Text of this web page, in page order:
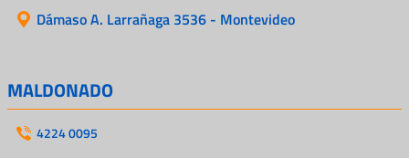
Dámaso A. Larrañaga 3536 - Montevideo
MALDONADO
4224 0095